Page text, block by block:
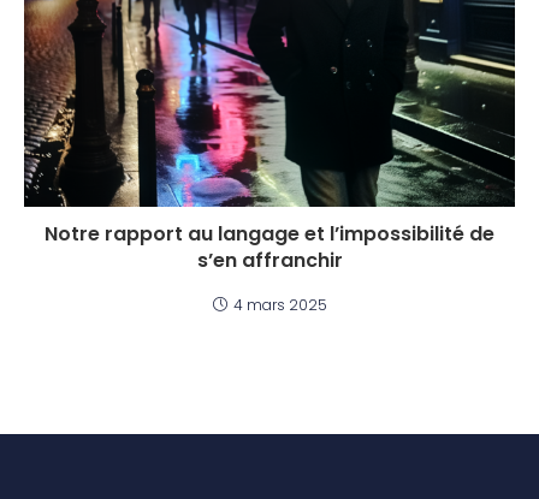
Notre rapport au langage et l’impossibilité de
s’en affranchir
4 mars 2025